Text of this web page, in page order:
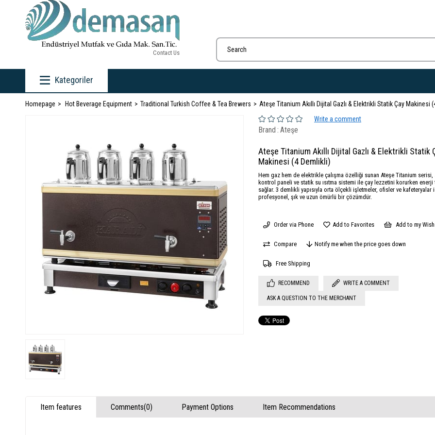
Contact Us
Kategoriler
Homepage Hot Beverage Equipment Traditional Turkish Coffee & Tea Brewers
Ateşe Titanium Akıllı Dijital Gazlı & Elektrikli Statik Çay Makinesi
Write a comment
Brand : Ateşe
Ateşe Titanium Akıllı Dijital Gazlı & Elektrikli Statik
Makinesi (4 Demlikli)
Hem gaz hem de elektrikle çalışma özelliği sunan Ateşe Titanium serisi,
kontrol paneli ve statik su ısıtma sistemi ile çay lezzetini korurken enerji
sağlar. 3 demlikli yapısıyla orta ölçekli işletmeler, ofisler ve kafeteryalar
profesyonel, şık ve uzun ömürlü bir çözümdür.
Order via Phone Add to Favorites Add to my
Compare Notify me when the price goes down
Free Shipping
RECOMMEND WRITE A COMMENT
ASK A QUESTION TO THE MERCHANT
Item features Comments(0) Payment Options Item Recommendations